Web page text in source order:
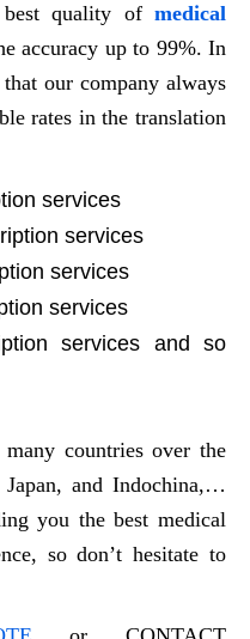
quality of medical
accuracy up to 99%. In
our company always
rates in the translation
services
services
services
services
services and so
countries over the
and Indochina,…
you the best medical
so don’t hesitate to